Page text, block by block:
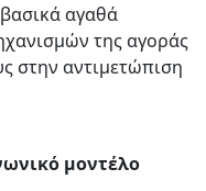
αγαθά
της αγοράς
στην αντιμετώπιση
μοντέλο